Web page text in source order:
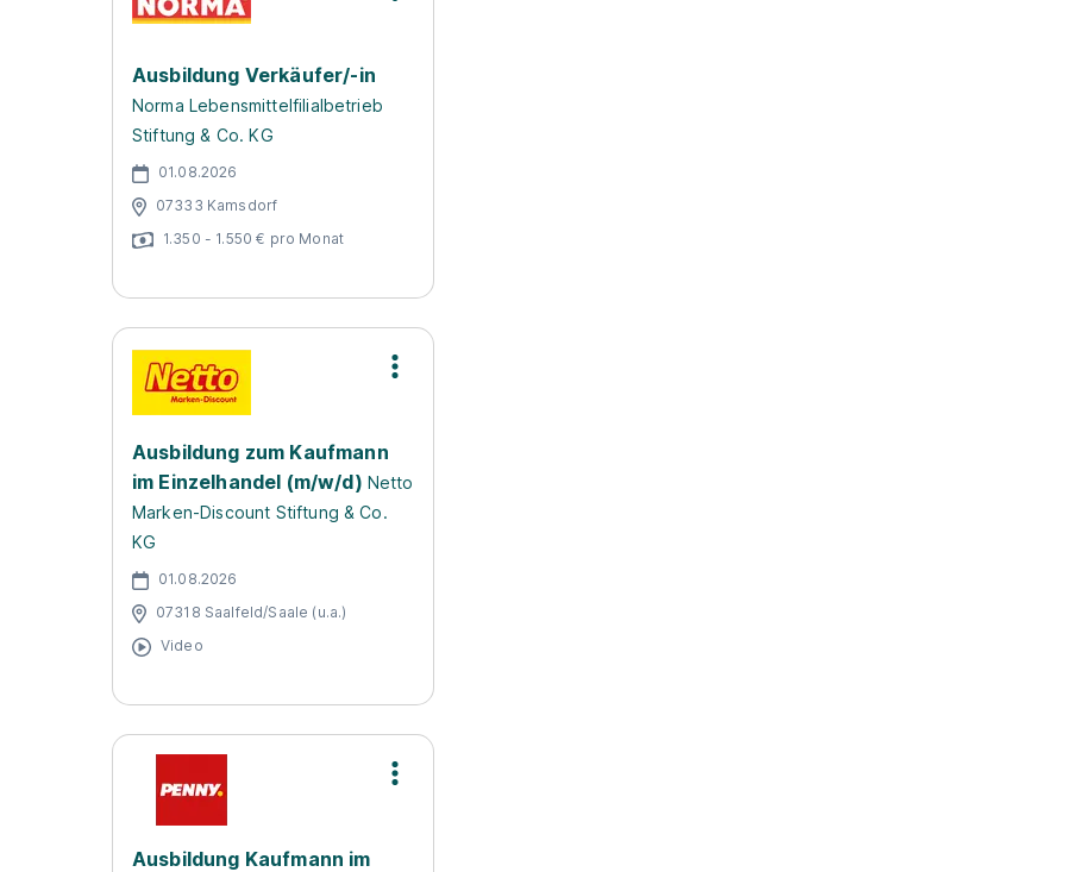
Ausbildung Verkäufer/-in
Norma Lebensmittelfilialbetrieb
Stiftung & Co. KG
01.08.2026
07333 Kamsdorf
1.350 - 1.550 € pro Monat
Ausbildung zum Kaufmann
im Einzelhandel (m/w/d) Netto
Marken-Discount Stiftung & Co.
KG
01.08.2026
07318 Saalfeld/Saale (u.a.)
Video
Ausbildung Kaufmann im